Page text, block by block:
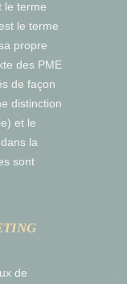
le terme
le terme
propre
des PME
de façon
distinction
et le
la
sont
de